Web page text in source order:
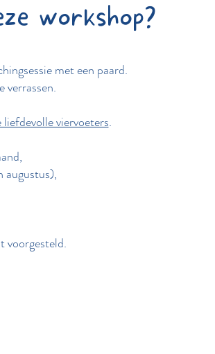
workshop?
met een paard.
verrassen.
liefdevolle viervoeters.
augustus),
voorgesteld.